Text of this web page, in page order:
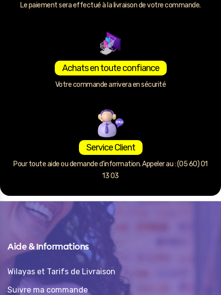
Le paiement sera effectué à la livraison de votre commande.
Achats en toute confiance
Votre commande arrivera en sécurité
Service Client
Pour toute aide ou demande d’information. Appeler au : (05 60) 01
13 03
Aide & Informations
Wilayas et Tarifs de Livraison
Suivre ma commande